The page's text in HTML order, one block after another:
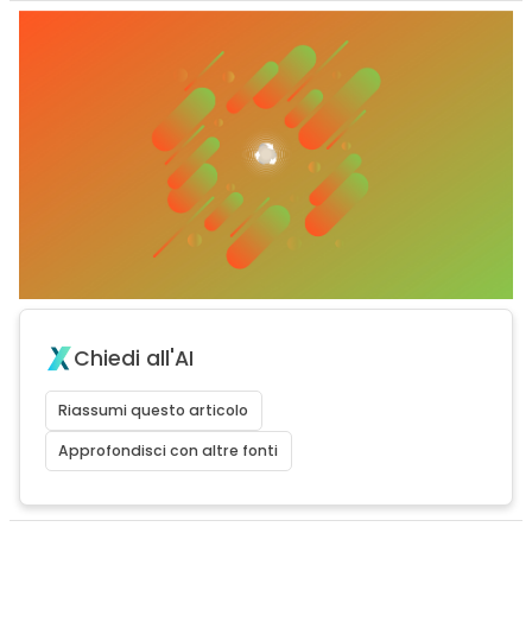
Chiedi all'AI
Riassumi questo articolo
Approfondisci con altre fonti